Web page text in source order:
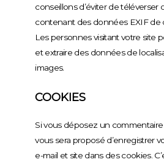
conseillons d’éviter de téléverser
contenant des données EXIF de
Les personnes visitant votre site
et extraire des données de
images.
COOKIES
Si vous déposez un commentaire
vous sera proposé d’enregistrer
e-mail et site dans des cookies.